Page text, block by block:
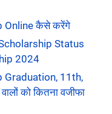
Online कैसे करेंगे
Status
2024
Graduation, 11th,
को कितना वजीफा